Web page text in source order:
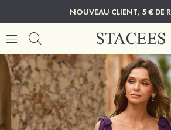
NOUVEAU CLIENT, 5 € DE